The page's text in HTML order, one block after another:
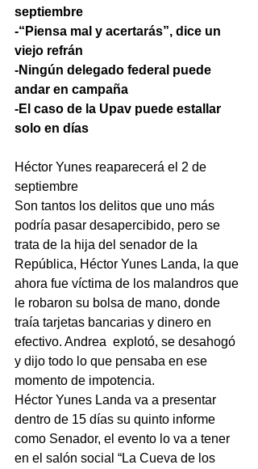
septiembre
-“Piensa mal y acertarás”, dice un
viejo refrán
-Ningún delegado federal puede
andar en campaña
-El caso de la Upav puede estallar
solo en días
Héctor Yunes reaparecerá el 2 de
septiembre
Son tantos los delitos que uno más
podría pasar desapercibido, pero se
trata de la hija del senador de la
República, Héctor Yunes Landa, la que
ahora fue víctima de los malandros que
le robaron su bolsa de mano, donde
traía tarjetas bancarias y dinero en
efectivo. Andrea  explotó, se desahogó
y dijo todo lo que pensaba en ese
momento de impotencia.
Héctor Yunes Landa va a presentar
dentro de 15 días su quinto informe
como Senador, el evento lo va a tener
en el salón social “La Cueva de los